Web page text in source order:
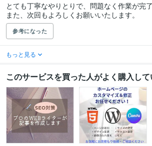
とても丁寧なやりとりで、問題なく作業が完
また、次回もよろしくお願いいたします。
参考になった
もっと見る
このサービスを買った人がよく購入し